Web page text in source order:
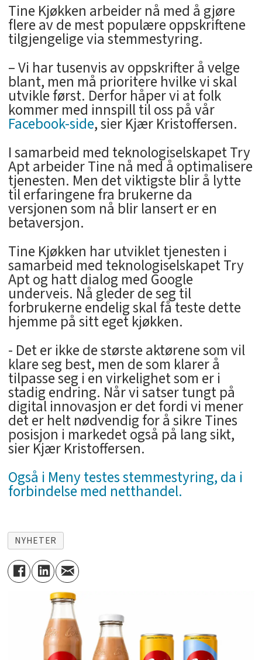
Tine Kjøkken arbeider nå med å gjøre
flere av de mest populære oppskriftene
tilgjengelige via stemmestyring.
– Vi har tusenvis av oppskrifter å velge
blant, men må prioritere hvilke vi skal
utvikle først. Derfor håper vi at folk
kommer med innspill til oss på vår
Facebook-side, sier Kjær Kristoffersen.
I samarbeid med teknologiselskapet Try
Apt arbeider Tine nå med å optimalisere
tjenesten. Men det viktigste blir å lytte
til erfaringene fra brukerne da
versjonen som nå blir lansert er en
betaversjon.
Tine Kjøkken har utviklet tjenesten i
samarbeid med teknologiselskapet Try
Apt og hatt dialog med Google
underveis. Nå gleder de seg til
forbrukerne endelig skal få teste dette
hjemme på sitt eget kjøkken.
- Det er ikke de største aktørene som vil
klare seg best, men de som klarer å
tilpasse seg i en virkelighet som er i
stadig endring. Når vi satser tungt på
digital innovasjon er det fordi vi mener
det er helt nødvendig for å sikre Tines
posisjon i markedet også på lang sikt,
sier Kjær Kristoffersen.
Også i Meny testes stemmestyring, da i
forbindelse med netthandel.
NYHETER